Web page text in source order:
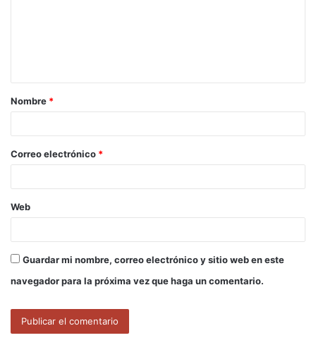
a
r
*
Nombre *
Correo electrónico *
Web
Guardar mi nombre, correo electrónico y sitio web en este
navegador para la próxima vez que haga un comentario.